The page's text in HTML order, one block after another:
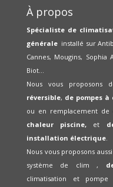
À propos
Spécialiste de
générale installé sur
Cannes, Mougins, Sophia
Biot...
Nous vous proposons
réversible, de pompes à
ou en remplacement de
chaleur piscine, et
installation électrique.
Nous vous proposons aussi
système de clim ,
climatisation et